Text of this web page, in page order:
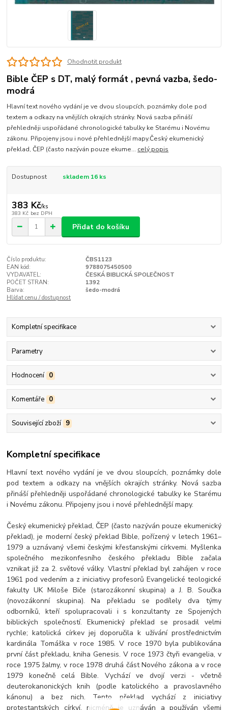
Ohodnotit produkt
Bible ČEP s DT, malý formát , pevná vazba, šedo-
modrá
Hlavní text nového vydání je ve dvou sloupcích, poznámky dole pod
textem a odkazy na vnějších okrajích stránky. Nová sazba přináší
přehledněji uspořádané chronologické tabulky ke Starému i Novému
zákonu. Připojeny jsou i nové přehlednější mapy.Český ekumenický
překlad, ČEP (často nazýván pouze ekume... celý popis
Dostupnost skladem 16 ks
383 Kč/ks
383 Kč bez DPH
Přidat do košíku
Číslo produktu:
ČBS1123
EAN kód:
9788075450500
VYDAVATEL:
ČESKÁ BIBLICKÁ SPOLEČNOST
POČET STRAN:
1392
Barva:
šedo-modrá
Hlídat cenu / dostupnost
Kompletní specifikace
Parametry
Hodnocení 0
Komentáře 0
Související zboží 9
Kompletní specifikace
Hlavní text nového vydání je ve dvou sloupcích, poznámky dole
pod textem a odkazy na vnějších okrajích stránky. Nová sazba
přináší přehledněji uspořádané chronologické tabulky ke Starému
i Novému zákonu. Připojeny jsou i nové přehlednější mapy.
Český ekumenický překlad, ČEP (často nazýván pouze ekumenický
překlad), je moderní český překlad Bible, pořízený v letech 1961–
1979 a uznávaný všemi českými křesťanskými církvemi. Myšlenka
společného mezikonfesního českého překladu Bible začala
vznikat již za 2. světové války. Vlastní překlad byl zahájen v roce
1961 pod vedením a z iniciativy profesorů Evangelické teologické
fakulty UK Miloše Biče (starozákonní skupina) a J. B. Součka
(novozákonní skupina). Na překladu se podílely dva týmy
odborníků, kteří spolupracovali i s konzultanty ze Spojených
biblických společností. Ekumenický překlad se prosadil velmi
rychle; katolická církev jej doporučila k užívání prostřednictvím
kardinála Tomáška v roce 1985. V roce 1970 byla publikována
první část překladu, kniha Genesis. V roce 1973 čtyři evangelia, v
roce 1975 žalmy, v roce 1978 druhá část Nového zákona a v roce
1979 konečně celá Bible. Vychází ve dvojí verzi - včetně
deuterokanonických knih (podle katolického a pravoslavného
kánonu) a bez nich. Tento překlad vychází z iniciativy
protestantských církví, nicméně je uznáván a používán všemi